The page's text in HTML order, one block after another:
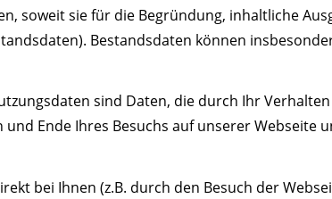
soweit sie für die Begründung, inhaltliche
Bestandsdaten können
sind Daten, die durch Ihr
und Ende Ihres Besuchs auf unserer
bei Ihnen (z.B. durch den Besuch der